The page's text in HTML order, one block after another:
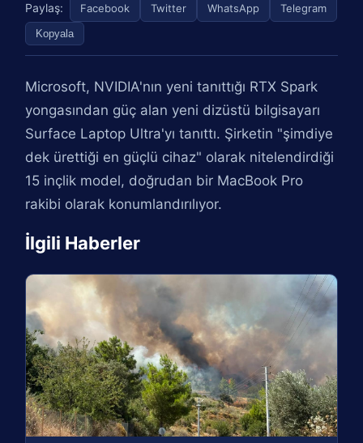
Paylaş: Facebook Twitter WhatsApp Telegram
Kopyala
Microsoft, NVIDIA'nın yeni tanıttığı RTX Spark
yongasından güç alan yeni dizüstü bilgisayarı
Surface Laptop Ultra'yı tanıttı. Şirketin "şimdiye
dek ürettiği en güçlü cihaz" olarak nitelendirdiği
15 inçlik model, doğrudan bir MacBook Pro
rakibi olarak konumlandırılıyor.
İlgili Haberler